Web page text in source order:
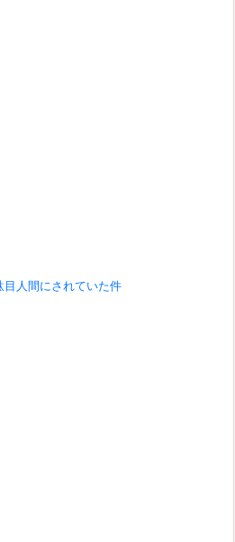
目人間にされていた件